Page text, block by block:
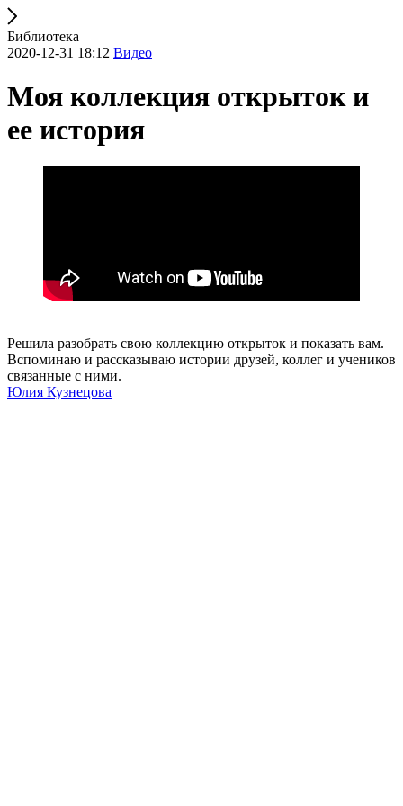
Библиотека
2020-12-31 18:12 Видео
Моя коллекция открыток и
ее история
Решила разобрать свою коллекцию открыток и показать вам.
Вспоминаю и рассказываю истории друзей, коллег и учеников
связанные с ними.
Юлия Кузнецова